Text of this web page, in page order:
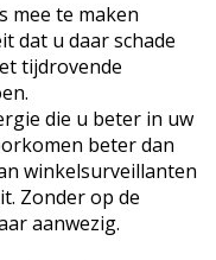
mee te maken
dat u daar schade
tijdrovende
die u beter in uw
beter dan
winkelsurveillanten
Zonder op de
aanwezig.